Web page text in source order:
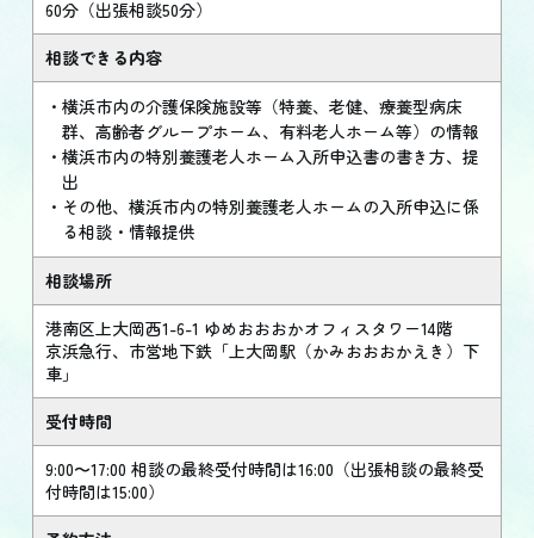
60分（出張相談50分）
相談できる内容
横浜市内の介護保険施設等（特養、老健、療養型病床
群、高齢者グループホーム、有料老人ホーム等）の情報
横浜市内の特別養護老人ホーム入所申込書の書き方、提
出
その他、横浜市内の特別養護老人ホームの入所申込に係
る相談・情報提供
相談場所
港南区上大岡西1-6-1 ゆめおおおかオフィスタワー14階
京浜急行、市営地下鉄「上大岡駅（かみおおおかえき）下
車」
受付時間
9:00〜17:00 相談の最終受付時間は16:00（出張相談の最終受
付時間は15:00）